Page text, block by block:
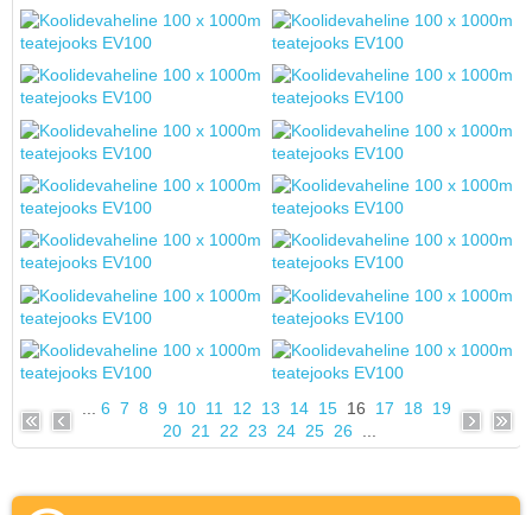
...6 7 8 9 10 11 12 13 14 15 16 17 18
19
20 21 22 23 24 25 26